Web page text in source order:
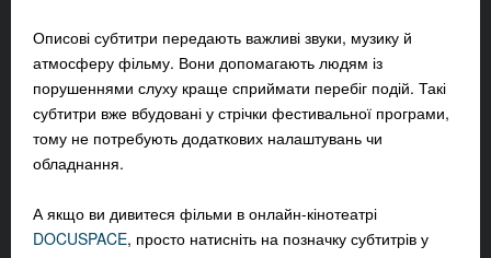
Описові субтитри передають важливі звуки, музику й
атмосферу фільму. Вони допомагають людям із
порушеннями слуху краще сприймати перебіг подій. Такі
субтитри вже вбудовані у стрічки фестивальної програми,
тому не потребують додаткових налаштувань чи
обладнання.
А якщо ви дивитеся фільми в онлайн-кінотеатрі
DOCUSPACE, просто натисніть на позначку субтитрів у